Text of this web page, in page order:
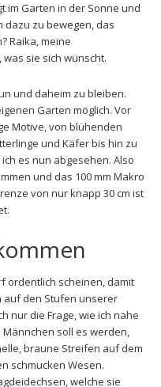
im Garten in der Sonne und
dazu zu bewegen, das
Raika, meine
sie sich wünscht.
und daheim zu bleiben.
Garten möglich. Vor
Motive, von blühenden
und Käfer bis hin zu
es nun abgesehen. Also
und das 100 mm Makro
von nur knapp 30 cm ist
ordentlich scheinen, damit
auf den Stufen unserer
nur die Frage, wie ich nahe
Männchen soll es werden,
braune Streifen auf dem
schmucken Wesen.
welche sie